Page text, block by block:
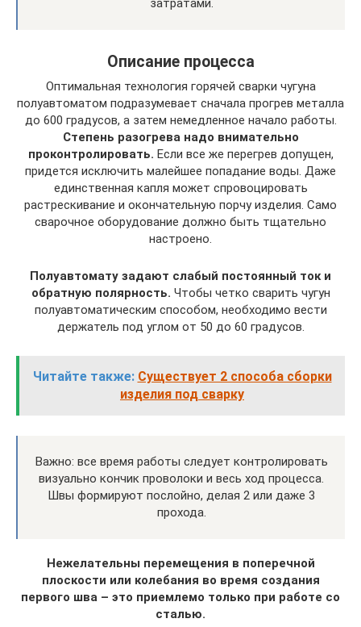
Описание процесса
Оптимальная технология горячей сварки чугуна
полуавтоматом подразумевает сначала прогрев металла
до 600 градусов, а затем немедленное начало работы.
Степень разогрева надо внимательно
проконтролировать. Если все же перегрев допущен,
придется исключить малейшее попадание воды. Даже
единственная капля может спровоцировать
растрескивание и окончательную порчу изделия. Само
сварочное оборудование должно быть тщательно
настроено.
Полуавтомату задают слабый постоянный ток и
обратную полярность. Чтобы четко сварить чугун
полуавтоматическим способом, необходимо вести
держатель под углом от 50 до 60 градусов.
Читайте также: Существует 2 способа сборки
изделия под сварку
Важно: все время работы следует контролировать
визуально кончик проволоки и весь ход процесса.
Швы формируют послойно, делая 2 или даже 3
прохода.
Нежелательны перемещения в поперечной
плоскости или колебания во время создания
первого шва – это приемлемо только при работе со
сталью.